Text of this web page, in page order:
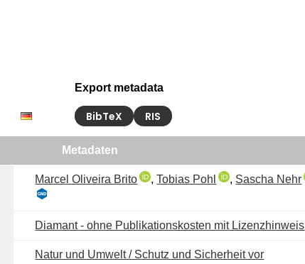
Export metadata
BibTeX RIS
Metadaten
Marcel Oliveira Brito ,Tobias Pohl , Sascha Nehr
Diamant - ohne Publikationskosten mit Lizenzhinweis
Natur und Umwelt / Schutz und Sicherheit vor